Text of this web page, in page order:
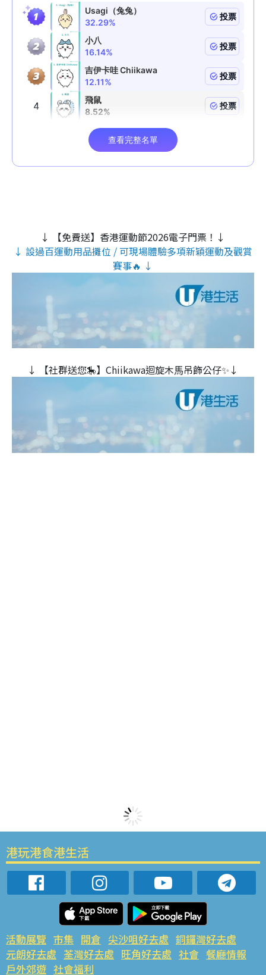
↓ 【免費送】香港運動節2026電子門票！↓
↓ 設過百運動用品攤位 / 可現場體驗多項新穎運動及觀賞
賽事🔥 ↓
↓ 【社群送您🎠】Chiikawa迴旋木⾺吊飾公仔✨↓
港玩港食港生活
活動展覽 市集 開倉 尖沙咀好去處 銅鑼灣好去處
元朗好去處 荃灣好去處 旺角好去處 社會 餐廳情報
戶外郊遊 社會福利